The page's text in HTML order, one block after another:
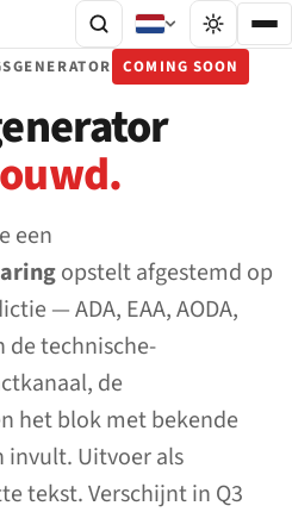
COMING SOON
een
opstelt afgestemd op
— ADA, EAA, AODA,
de technische-
de
het blok met bekende
Uitvoer als
tekst. Verschijnt in Q3